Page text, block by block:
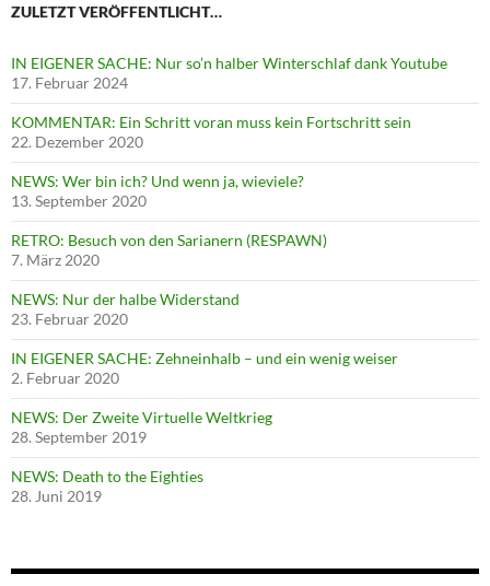
ZULETZT VERÖFFENTLICHT…
IN EIGENER SACHE: Nur so’n halber Winterschlaf dank Youtube
17. Februar 2024
KOMMENTAR: Ein Schritt voran muss kein Fortschritt sein
22. Dezember 2020
NEWS: Wer bin ich? Und wenn ja, wieviele?
13. September 2020
RETRO: Besuch von den Sarianern (RESPAWN)
7. März 2020
NEWS: Nur der halbe Widerstand
23. Februar 2020
IN EIGENER SACHE: Zehneinhalb – und ein wenig weiser
2. Februar 2020
NEWS: Der Zweite Virtuelle Weltkrieg
28. September 2019
NEWS: Death to the Eighties
28. Juni 2019